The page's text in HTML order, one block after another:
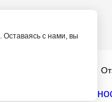
с нами, вы